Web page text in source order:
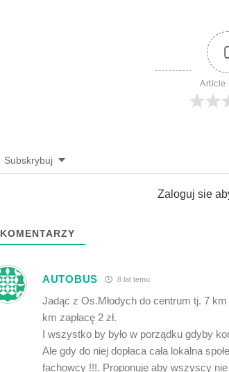
Article
Subskrybuj
Zaloguj sie
KOMENTARZY
AUTOBUS 8 lat temu
Jadąc z Os.Młodych do centrum tj. 7
km zapłacę 2 zł.
I wszystko by było w porządku gdyby
Ale gdy do niej dopłaca cała lokalna
fachowcy !!!. Proponuję aby wszyscy